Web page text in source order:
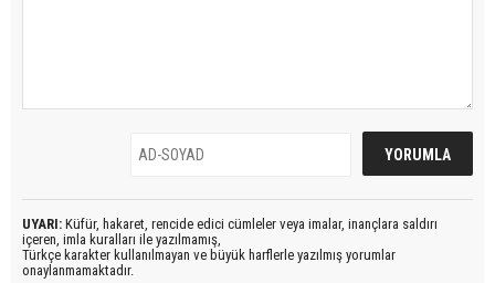
UYARI: Küfür, hakaret, rencide edici cümleler veya imalar, inançlara saldırı
içeren, imla kuralları ile yazılmamış,
Türkçe karakter kullanılmayan ve büyük harflerle yazılmış yorumlar
onaylanmamaktadır.